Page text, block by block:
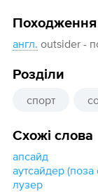
Походження
англ. outsider -
Розділи
спорт
Схожі слова
апсайд
аутсайдер (поза
лузер